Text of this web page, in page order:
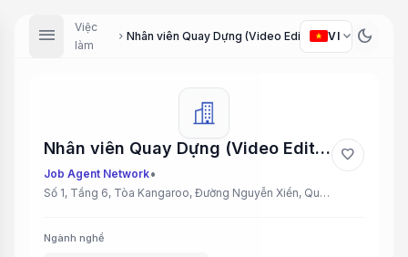
menu
Việc
làm
chevron_right Nhân viên Quay Dựng (Video Editor/Filmmaker)
VI expand_more dark_mode
Nhân viên Quay Dựng (Video Editor/Filmmaker)
Job Agent Network•
Số 1, Tầng 6, Tòa Kangaroo, Đường Nguyễn Xiển, Quận Thanh Xuân, Hà Nội
favorite
Ngành nghề